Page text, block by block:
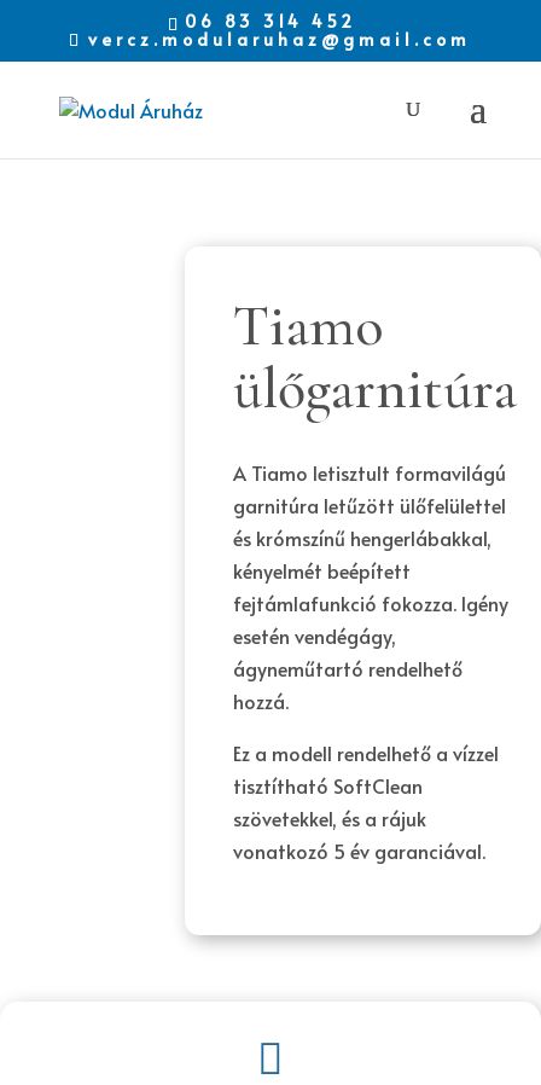
06 83 314 452
vercz.modularuhaz@gmail.com
Tiamo
ülőgarnitúra
A Tiamo letisztult formavilágú
garnitúra letűzött ülőfelülettel
és krómszínű hengerlábakkal,
kényelmét beépített
fejtámlafunkció fokozza. Igény
esetén vendégágy,
ágyneműtartó rendelhető
hozzá.
Ez a modell rendelhető a vízzel
tisztítható SoftClean
szövetekkel, és a rájuk
vonatkozó 5 év garanciával.
